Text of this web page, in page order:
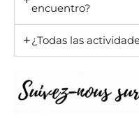
encuentro?
¿Todas las